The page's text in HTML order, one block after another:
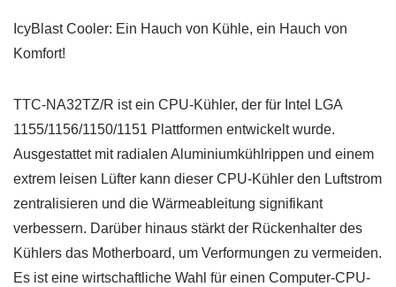
IcyBlast Cooler: Ein Hauch von Kühle, ein Hauch von
Komfort!
TTC-NA32TZ/R ist ein CPU-Kühler, der für Intel LGA
1155/1156/1150/1151 Plattformen entwickelt wurde.
Ausgestattet mit radialen Aluminiumkühlrippen und einem
extrem leisen Lüfter kann dieser CPU-Kühler den Luftstrom
zentralisieren und die Wärmeableitung signifikant
verbessern. Darüber hinaus stärkt der Rückenhalter des
Kühlers das Motherboard, um Verformungen zu vermeiden.
Es ist eine wirtschaftliche Wahl für einen Computer-CPU-